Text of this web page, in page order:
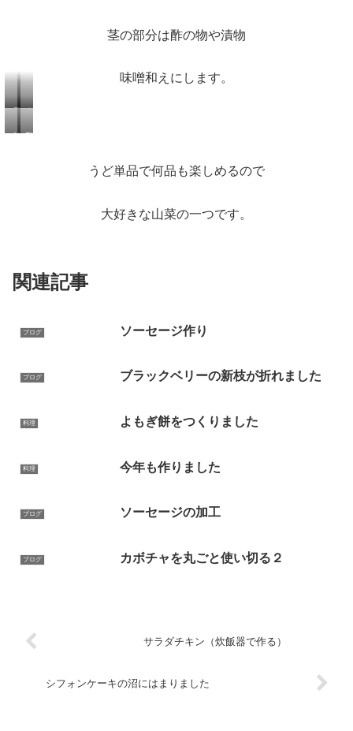
茎の部分は酢の物や漬物
味噌和えにします。
天
ぷ
き
ん
梅 酢
うど単品で何品も楽しめるので
大好きな山菜の一つです。
関連記事
ブログ ソーセージ作り
ブログ ブラックベリーの新枝が折れました
料理 よもぎ餅をつくりました
料理 今年も作りました
ブログ ソーセージの加工
ブログ カボチャを丸ごと使い切る２
サラダチキン（炊飯器で作る）
シフォンケーキの沼にはまりました